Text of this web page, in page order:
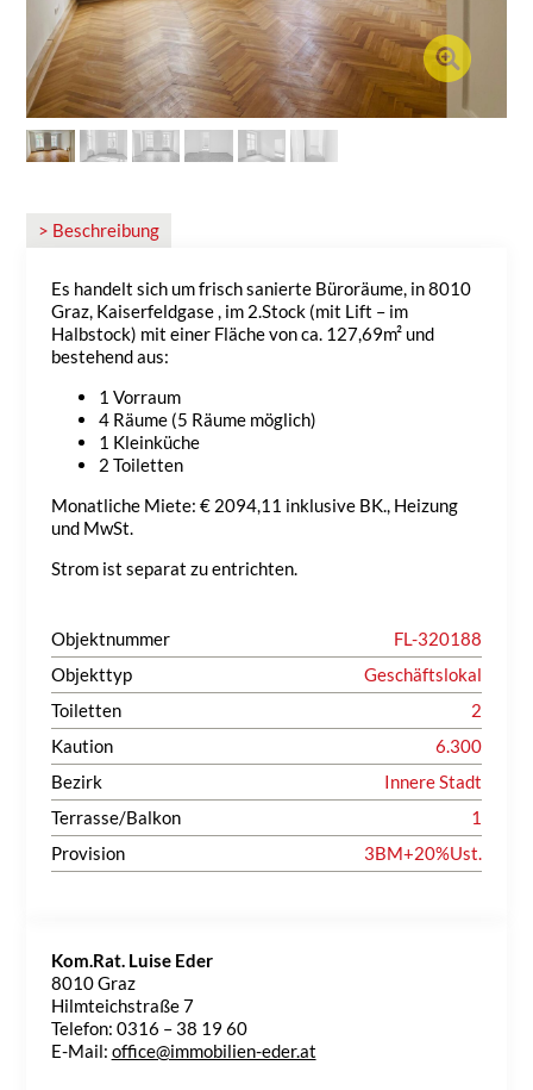
> Beschreibung
Es handelt sich um frisch sanierte Büroräume, in 8010
Graz, Kaiserfeldgase , im 2.Stock (mit Lift – im
Halbstock) mit einer Fläche von ca. 127,69m² und
bestehend aus:
1 Vorraum
4 Räume (5 Räume möglich)
1 Kleinküche
2 Toiletten
Monatliche Miete: € 2094,11 inklusive BK., Heizung
und MwSt.
Strom ist separat zu entrichten.
Objektnummer
FL-320188
Objekttyp
Geschäftslokal
Toiletten
2
Kaution
6.300
Bezirk
Innere Stadt
Terrasse/Balkon
1
Provision
3BM+20%Ust.
Kom.Rat. Luise Eder
8010 Graz
Hilmteichstraße 7
Telefon: 0316 – 38 19 60
E-Mail: office@immobilien-eder.at